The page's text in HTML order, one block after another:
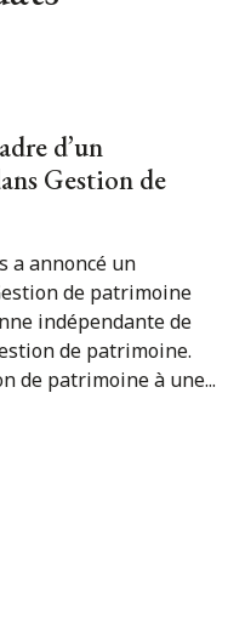
d’un
Gestion de
a annoncé un
de patrimoine
indépendante de
de patrimoine.
de patrimoine à une...